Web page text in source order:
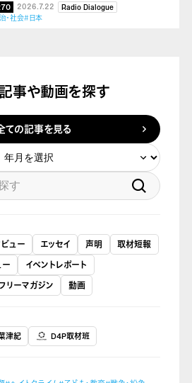
2026.7.22
Radio Dialogue
・社会#日本
事や動画を探す
ての記事を見る
ュー エッセイ 声明
取材短報
ー
イベントレポート
リーマガジン 動画
津紀 D4P取材班